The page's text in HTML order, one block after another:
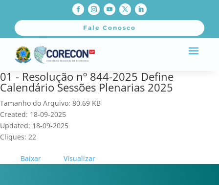
Fale Conosco
01 - Resolução nº 844-2025 Define
Calendário Sessões Plenarias 2025
Tamanho do Arquivo: 80.69 KB
Created: 18-09-2025
Updated: 18-09-2025
Cliques: 22
Baixar Visualizar